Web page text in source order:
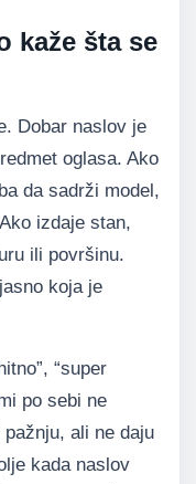
kaže šta se
Dobar naslov je
oglasa. Ako
da sadrži model,
izdaje stan,
ili površinu.
koja je
“super
po sebi ne
ali ne daju
kada naslov